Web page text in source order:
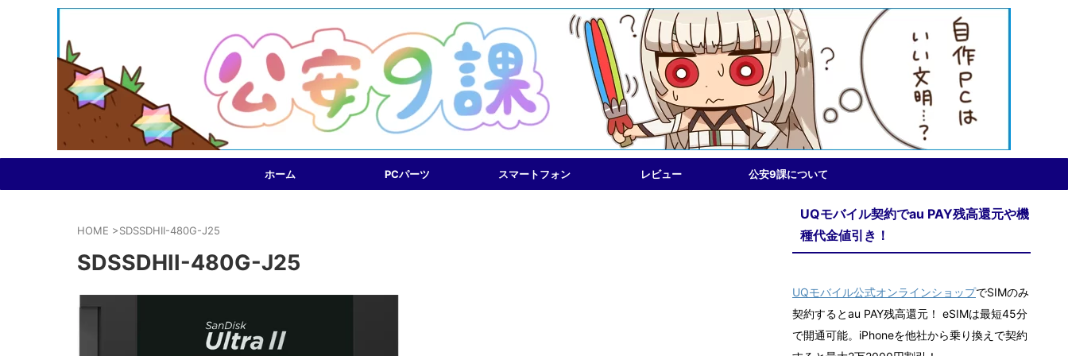
ホーム PCパーツ スマートフォン レビュー 公安9課について
HOME >SDSSDHII-480G-J25
SDSSDHII-480G-J25
UQモバイル契約でau PAY残高還元や機
種代金値引き！
UQモバイル公式オンラインショップでSIMのみ
契約するとau PAY残高還元！ eSIMは最短45分
で開通可能。iPhoneを他社から乗り換えで契約